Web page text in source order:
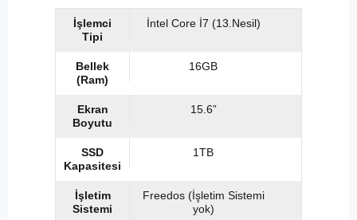
İşlemci
Tipi
İntel Core İ7 (13.Nesil)
Bellek
(Ram)
16GB
Ekran
Boyutu
15.6”
SSD
Kapasitesi
1TB
İşletim
Sistemi
Freedos (İşletim Sistemi
yok)